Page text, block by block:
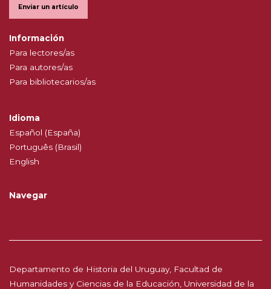
Enviar un artículo
Información
Para lectores/as
Para autores/as
Para bibliotecarios/as
Idioma
Español (España)
Português (Brasil)
English
Navegar
Departamento de Historia del Uruguay, Facultad de
Humanidades y Ciencias de la Educación, Universidad de la